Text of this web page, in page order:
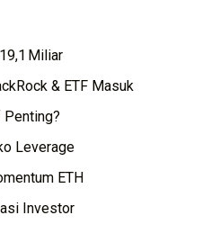
Miliar
& ETF Masuk
Penting?
Leverage
ETH
Investor